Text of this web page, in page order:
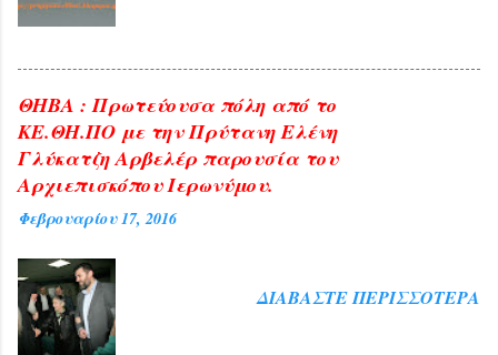
ΘΗΒΑ : Πρωτεύουσα πόλη από το
ΚΕ.ΘΗ.ΠΟ με την Πρύτανη Ελένη
Γλύκατζη Αρβελέρ παρουσία του
Αρχιεπισκόπου Ιερωνύμου.
Φεβρουαρίου 17, 2016
ΔΙΑΒΆΣΤΕ ΠΕΡΙΣΣΌΤΕΡΑ